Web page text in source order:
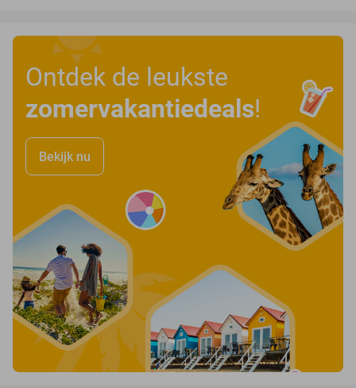
Ontdek de leukste
zomervakantiedeals!
Bekijk nu